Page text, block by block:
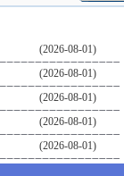
(2026-08-01)
(2026-08-01)
(2026-08-01)
(2026-08-01)
(2026-08-01)